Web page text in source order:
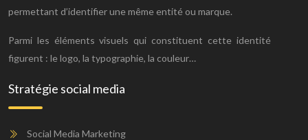
permettant d’identifier une même entité ou marque.
Parmi les éléments visuels qui constituent cette identité
figurent : le logo, la typographie, la couleur…
Stratégie social media
Social Media Marketing